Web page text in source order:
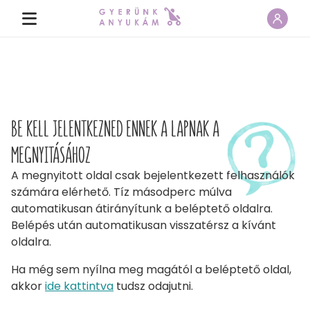
BE KELL JELENTKEZNED ENNEK A LAPNAK A
MEGNYITÁSÁHOZ
A megnyitott oldal csak bejelentkezett felhasználók
számára elérhető. Tíz másodperc múlva
automatikusan átirányítunk a beléptető oldalra.
Belépés után automatikusan visszatérsz a kívánt
oldalra.
Ha még sem nyílna meg magától a beléptető oldal,
akkoride kattintva tudsz odajutni.